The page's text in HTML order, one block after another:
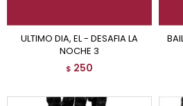
ULTIMO DIA, EL - DESAFIA LA
NOCHE 3
$ 250
BAILE CON EL PRINCIPE DE LOS